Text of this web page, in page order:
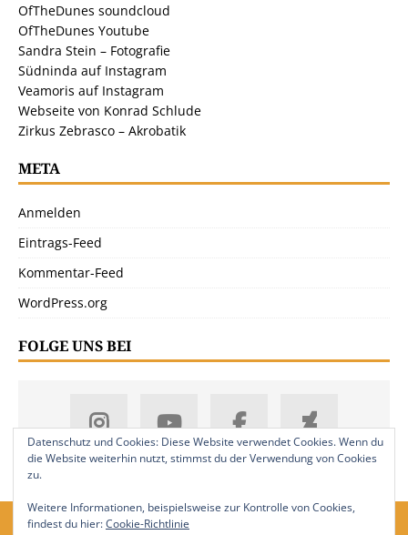
OfTheDunes soundcloud
OfTheDunes Youtube
Sandra Stein – Fotografie
Südninda auf Instagram
Veamoris auf Instagram
Webseite von Konrad Schlude
Zirkus Zebrasco – Akrobatik
META
Anmelden
Eintrags-Feed
Kommentar-Feed
WordPress.org
FOLGE UNS BEI
Datenschutz und Cookies: Diese Website verwendet Cookies. Wenn du
die Website weiterhin nutzt, stimmst du der Verwendung von Cookies
zu.
Weitere Informationen, beispielsweise zur Kontrolle von Cookies,
findest du hier:Cookie-Richtlinie